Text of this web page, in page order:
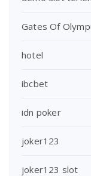
Gates Of
hotel
ibcbet
idn poker
joker123
joker123 slot